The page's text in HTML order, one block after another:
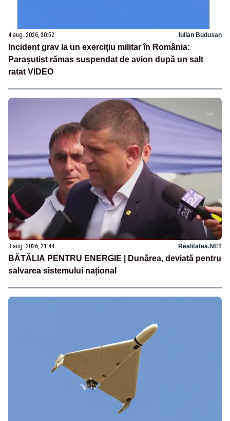
4 aug. 2026, 20:52 Iulian Budusan
Incident grav la un exercițiu militar în România:
Parașutist rămas suspendat de avion după un salt
ratat VIDEO
3 aug. 2026, 21:44 Realitatea.NET
BĂTĂLIA PENTRU ENERGIE | Dunărea, deviată pentru
salvarea sistemului național